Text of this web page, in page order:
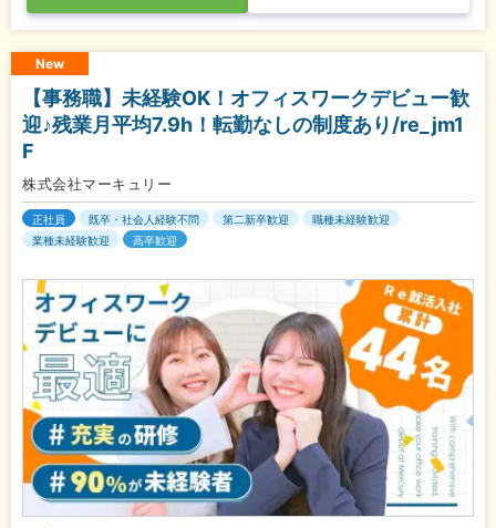
New
【事務職】未経験OK！オフィスワークデビュー歓
迎♪残業月平均7.9h！転勤なしの制度あり/re_jm1
F
株式会社マーキュリー
正社員 既卒・社会人経験不問 第二新卒歓迎
職種未経験歓迎
業種未経験歓迎
高卒歓迎